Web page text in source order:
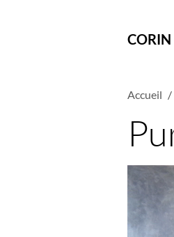
CORIN
Accueil